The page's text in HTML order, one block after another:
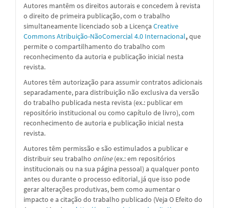
Autores mantêm os direitos autorais e concedem à revista
o direito de primeira publicação, com o trabalho
simultaneamente licenciado sob a Licença Creative
Commons Atribuição-NãoComercial 4.0 Internacional,que
permite o compartilhamento do trabalho com
reconhecimento da autoria e publicação inicial nesta
revista.
Autores têm autorização para assumir contratos adicionais
separadamente, para distribuição não exclusiva da versão
do trabalho publicada nesta revista (ex.: publicar em
repositório institucional ou como capítulo de livro), com
reconhecimento de autoria e publicação inicial nesta
revista.
Autores têm permissão e são estimulados a publicar e
distribuir seu trabalho online(ex.: em repositórios
institucionais ou na sua página pessoal) a qualquer ponto
antes ou durante o processo editorial, já que isso pode
gerar alterações produtivas, bem como aumentar o
impacto e a citação do trabalho publicado (Veja O Efeito do